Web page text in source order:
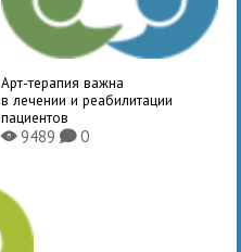
Арт-терапия важна
в лечении и реабилитации
пациентов
X9489 K0